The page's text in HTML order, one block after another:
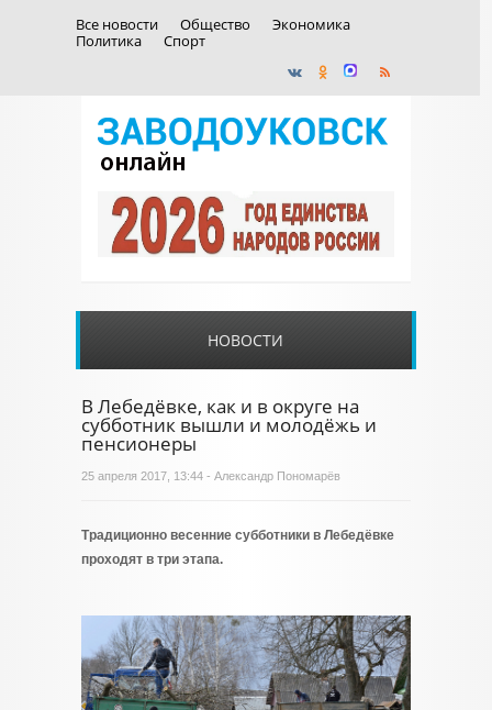
Все новости Общество
Экономика
Политика
Спорт
НОВОСТИ
В Лебедёвке, как и в округе на
субботник вышли и молодёжь и
пенсионеры
25 апреля 2017, 13:44 - Александр Пономарёв
Традиционно весенние субботники в Лебедёвке
проходят в три этапа.